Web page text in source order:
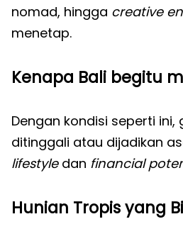
nomad, hingga creative
menetap.
Kenapa Bali begitu
Dengan kondisi seperti ini,
ditinggali atau dijadikan
lifestyledan financial
Hunian Tropis yang